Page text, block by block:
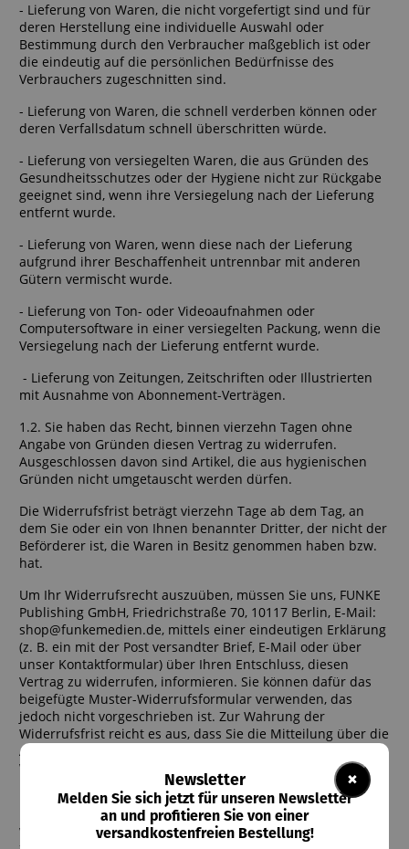
- Lieferung von Waren, die nicht vorgefertigt sind und für
deren Herstellung eine individuelle Auswahl oder
Bestimmung durch den Verbraucher maßgeblich ist oder
die eindeutig auf die persönlichen Bedürfnisse des
Verbrauchers zugeschnitten sind.
- Lieferung von Waren, die schnell verderben können oder
deren Verfallsdatum schnell überschritten würde.
- Lieferung von versiegelten Waren, die aus Gründen des
Gesundheitsschutzes oder der Hygiene nicht zur Rückgabe
geeignet sind, wenn ihre Versiegelung nach der Lieferung
entfernt wurde.
- Lieferung von Waren, wenn diese nach der Lieferung
aufgrund ihrer Beschaffenheit untrennbar mit anderen
Gütern vermischt wurde.
- Lieferung von Ton- oder Videoaufnahmen oder
Computersoftware in einer versiegelten Packung, wenn die
Versiegelung nach der Lieferung entfernt wurde.
- Lieferung von Zeitungen, Zeitschriften oder Illustrierten
mit Ausnahme von Abonnement-Verträgen.
1.2. Sie haben das Recht, binnen vierzehn Tagen ohne
Angabe von Gründen diesen Vertrag zu widerrufen.
Ausgeschlossen davon sind Artikel, die aus hygienischen
Gründen nicht umgetauscht werden dürfen.
Die Widerrufsfrist beträgt vierzehn Tage ab dem Tag, an
dem Sie oder ein von Ihnen benannter Dritter, der nicht der
Beförderer ist, die Waren in Besitz genommen haben bzw.
hat.
Um Ihr Widerrufsrecht auszuüben, müssen Sie uns, FUNKE
Publishing GmbH, Friedrichstraße 70, 10117 Berlin, E-Mail:
shop@funkemedien.de, mittels einer eindeutigen Erklärung
(z. B. ein mit der Post versandter Brief, E-Mail oder über
unser Kontaktformular) über Ihren Entschluss, diesen
Vertrag zu widerrufen, informieren. Sie können dafür das
beigefügte Muster-Widerrufsformular verwenden, das
jedoch nicht vorgeschrieben ist. Zur Wahrung der
Widerrufsfrist reicht es aus, dass Sie die Mitteilung über die
Ausübung des Widerrufsrechts vor Ablauf der
Widerrufsfrist absenden.
1.3.Folgen des Widerrufs
Wenn Sie diesen Vertrag widerrufen, haben wir Ihnen alle
×
Newsletter
Melden Sie sich jetzt für unseren Newsletter
an und profitieren Sie von einer
versandkostenfreien Bestellung!